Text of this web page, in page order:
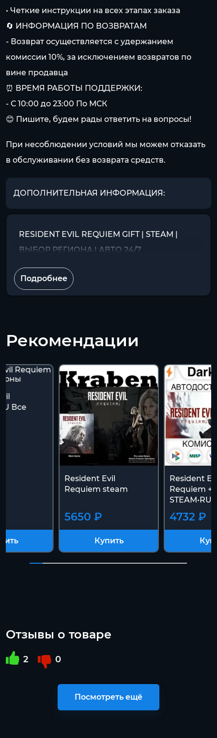
• Четкие инструкции на всех этапах заказа
🔄 ИНФОРМАЦИЯ ПО ВОЗВРАТАМ
- Возврат осуществляется с удержанием
комиссии 10%, за исключением возвратов по
вине продавца
⏰ ВРЕМЯ РАБОТЫ ПОДДЕРЖКИ:
- С 10:00 до 23:00 По МСК
😊 Пишите, будем рады ответить на вопросы!
При несоблюдении условий мы можем отказать
в обслуживании без возврата средств.
ДОПОЛНИТЕЛЬНАЯ ИНФОРМАЦИЯ:
RESIDENT EVIL REQUIEM GIFT | STEAM |
ВЫБОР РЕГИОНА | АВТО 24/7
Подробнее
Рекомендации
Все
Resident Evil
Requiem steam
5650 ₽
Купить
Resident
Requiem
4732 ₽
Отзывы о товаре
2 0
Посмотреть ещё